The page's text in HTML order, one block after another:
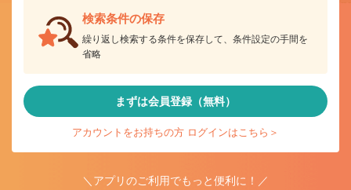
検索条件の保存
繰り返し検索する条件を保存して、条件設定の手間を
省略
まずは会員登録（無料）
アカウントをお持ちの方 ログインはこちら＞
＼アプリのご利用でもっと便利に！／